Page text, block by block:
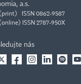
a.s.
ISSN 0862-9587
ISSN 2787-950X
nás